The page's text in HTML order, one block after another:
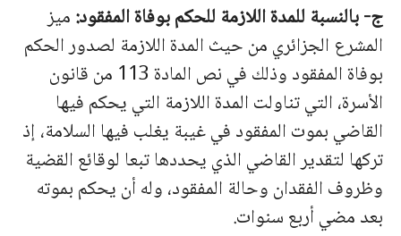
ج- بالنسبة للمدة اللازمة للحكم بوفاة المفقود:ميز
المشرع الجزائري من حيث المدة اللازمة لصدور الحكم
بوفاة المفقود وذلك في نص المادة 113 من قانون
الأسرة، التي تناولت المدة اللازمة التي يحكم فيها
القاضي بموت المفقود في غيبة يغلب فيها السلامة، إذ
تركها لتقدير القاضي الذي يحددها تبعا لوقائع القضية
وظروف الفقدان وحالة المفقود، وله أن يحكم بموته
بعد مضي أربع سنوات.